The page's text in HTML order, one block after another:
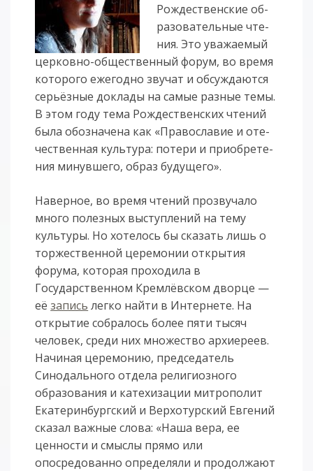
Рож­де­ствен­ские об­
ра­зо­ва­тель­ные чте­
ния. Это ува­жа­е­мый
цер­ков­но-об­ще­ствен­ный фо­рум, во вре­мя
ко­то­ро­го еже­год­но зву­чат и об­суж­да­ют­ся
серьёз­ные до­кла­ды на са­мые раз­ные те­мы.
В этом го­ду те­ма Рож­де­ствен­ских чте­ний
бы­ла обо­зна­че­на как «Пра­во­сла­вие и оте­
че­ствен­ная культу­ра: по­те­ри и при­об­ре­те­
ния ми­нув­ше­го, об­раз бу­ду­ще­го».
Наверное, во время чтений прозвучало
много полезных выступлений на тему
культуры. Но хотелось бы сказать лишь о
торжественной церемонии открытия
форума, которая проходила в
Государственном Кремлёвском дворце —
еёзапись легко найти в Интернете. На
открытие собралось более пяти тысяч
человек, среди них множество архиереев.
Начиная церемонию, председатель
Синодального отдела религиозного
образования и катехизации митрополит
Екатеринбургский и Верхотурский Евгений
сказал важные слова: «Наша вера, ее
ценности и смыслы прямо или
опосредованно определяли и продолжают